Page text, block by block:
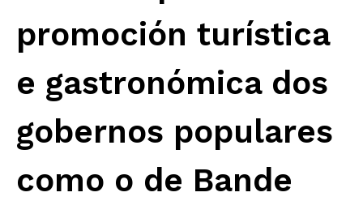
promoción turística
e gastronómica dos
gobernos populares
como o de Bande